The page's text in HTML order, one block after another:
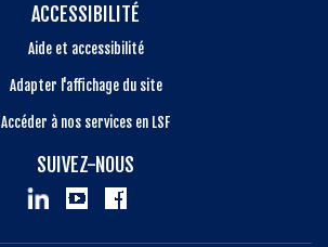
ACCESSIBILITÉ
Aide et accessibilité
Adapter l'affichage du site
Accéder à nos services en LSF
SUIVEZ-NOUS